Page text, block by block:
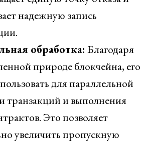
надежную запись
обработка: Благодаря
природе блокчейна, его
для параллельной
транзакций и выполнения
Это позволяет
увеличить пропускную